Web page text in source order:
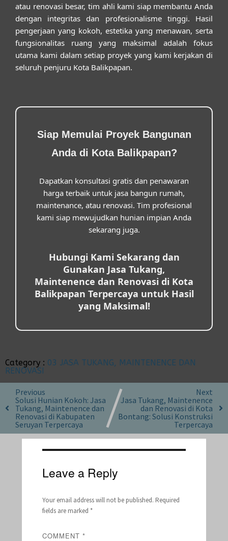
atau renovasi besar, tim ahli kami siap membantu Anda
dengan integritas dan profesionalisme tinggi. Hasil
pengerjaan yang kokoh, estetika yang menawan, serta
fungsionalitas ruang yang maksimal adalah fokus
utama kami dalam setiap proyek yang kami kerjakan di
seluruh penjuru Kota Balikpapan.
Siap Memulai Proyek Bangunan
Anda di Kota Balikpapan?
Dapatkan konsultasi gratis dan penawaran
harga terbaik untuk jasa bangun rumah,
maintenance, atau renovasi. Tim profesional
kami siap mewujudkan hunian impian Anda
sekarang juga.
Hubungi Kami Sekarang dan
Gunakan Jasa Tukang,
Maintenence dan Renovasi di Kota
Balikpapan Terpercaya untuk Hasil
yang Maksimal!
Category : 03 JASA TUKANG, MAINTENENCE DAN
RENOVASI
Previous
Solusi Hunian Kokoh: Jasa
Tukang, Maintenence dan
Renovasi di Kabupaten
Seruyan Terpercaya
Next
Jasa Tukang, Maintenence
dan Renovasi di Kota
Bontang: Solusi Konstruksi
Terpercaya
Leave a Reply
Your email address will not be published. Required
fields are marked *
COMMENT *